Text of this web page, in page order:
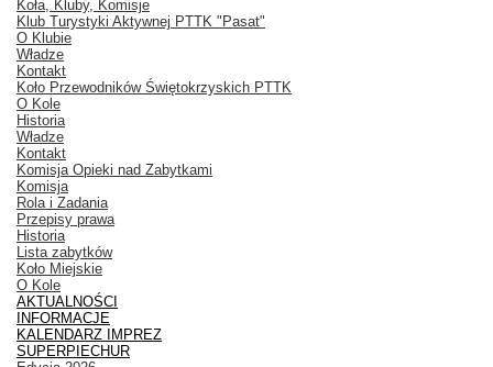
Koła, Kluby, Komisje
Klub Turystyki Aktywnej PTTK "Pasat"
O Klubie
Władze
Kontakt
Koło Przewodników Świętokrzyskich PTTK
O Kole
Historia
Władze
Kontakt
Komisja Opieki nad Zabytkami
Komisja
Rola i Zadania
Przepisy prawa
Historia
Lista zabytków
Koło Miejskie
O Kole
AKTUALNOŚCI
INFORMACJE
KALENDARZ IMPREZ
SUPERPIECHUR